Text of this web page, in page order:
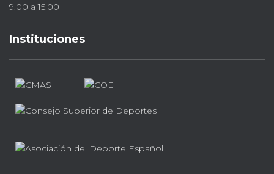
9.00 a 15.00
Instituciones